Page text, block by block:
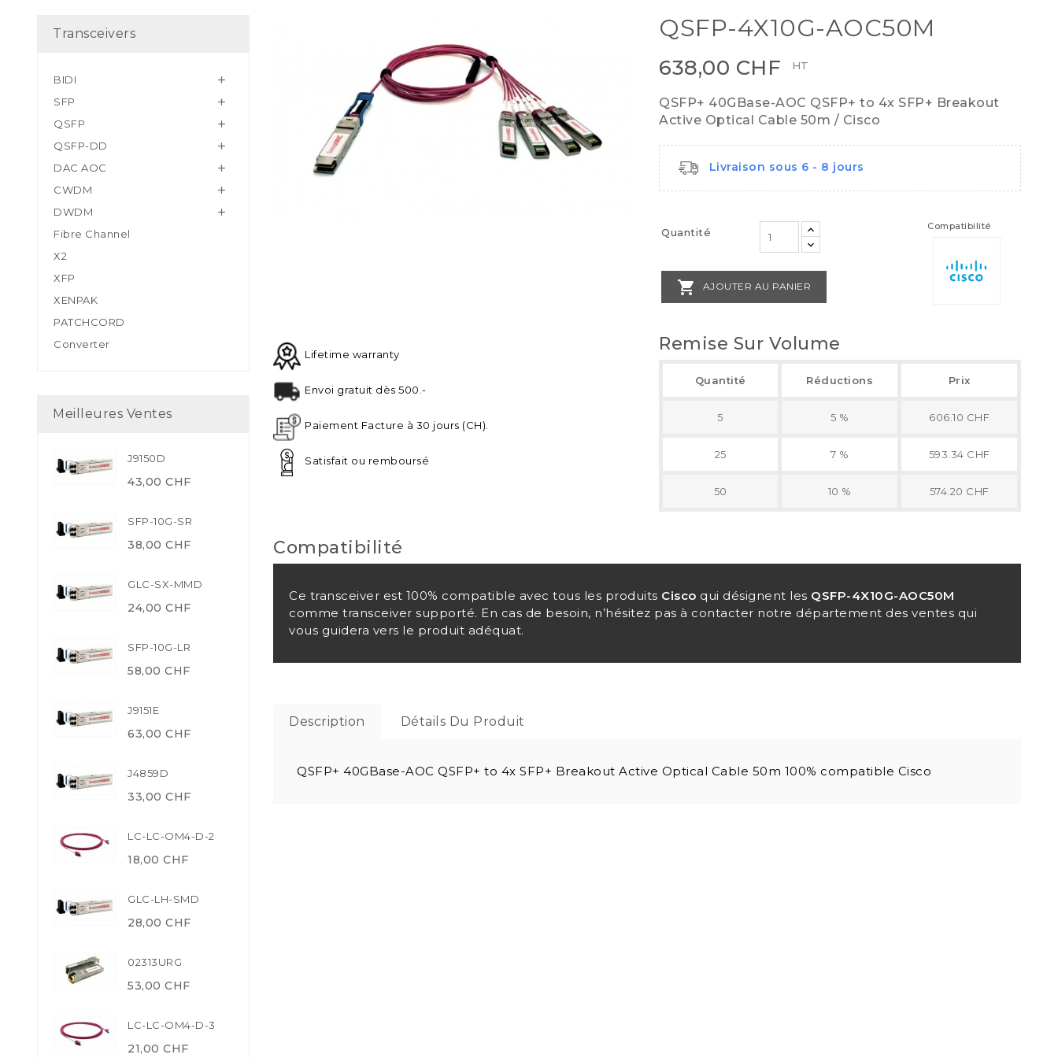
Transceivers
BIDI 
SFP 
QSFP 
QSFP-DD 
DAC AOC 
CWDM 
DWDM 
Fibre Channel
X2
XFP
XENPAK
PATCHCORD
Converter
Meilleures Ventes
J9150D
43,00 CHF
SFP-10G-SR
38,00 CHF
GLC-SX-MMD
24,00 CHF
SFP-10G-LR
58,00 CHF
J9151E
63,00 CHF
J4859D
33,00 CHF
LC-LC-OM4-D-2
18,00 CHF
GLC-LH-SMD
28,00 CHF
02313URG
53,00 CHF
LC-LC-OM4-D-3
21,00 CHF
QSFP-4X10G-AOC50M
638,00 CHF HT
QSFP+ 40GBase-AOC QSFP+ to 4x SFP+ Breakout
Active Optical Cable 50m / Cisco
Livraison sous 6 - 8 jours
Quantité
 AJOUTER AU PANIER
Compatibilité
Lifetime warranty
Envoi gratuit dès 500.-
Paiement Facture à 30 jours (CH).
Satisfait ou remboursé
Remise Sur Volume
Quantité Réductions Prix
5 5 % 606.10 CHF
25 7 % 593.34 CHF
50 10 % 574.20 CHF
Compatibilité
Ce transceiver est 100% compatible avec tous les produits Cisco qui désignent les QSFP-4X10G-AOC50M
comme transceiver supporté. En cas de besoin, n’hésitez pas à contacter notre département des ventes qui
vous guidera vers le produit adéquat.
Description Détails Du Produit
QSFP+ 40GBase-AOC QSFP+ to 4x SFP+ Breakout Active Optical Cable 50m 100% compatible Cisco